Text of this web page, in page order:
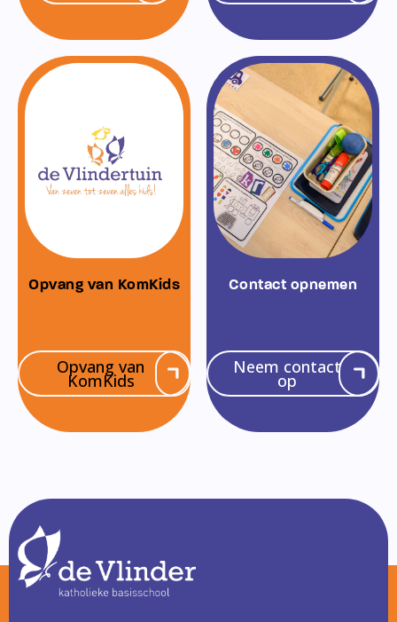
Opvang van KomKids
Opvang van
KomKids
Contact opnemen
Neem contact
op